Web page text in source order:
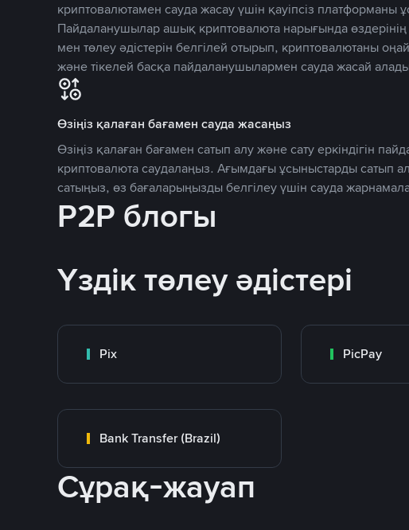
криптовалютамен сауда жасау үшін қауіпсіз платформаны
Пайдаланушылар ашық криптовалюта нарығында өздерінің
мен төлеу әдістерін белгілей отырып, криптовалютаны
және тікелей басқа пайдаланушылармен сауда жасай
Өзіңіз қалаған бағамен сауда жасаңыз
Өзіңіз қалаған бағамен сатып алу және сату еркіндігін
криптовалюта саудалаңыз. Ағымдағы ұсыныстарды сатып
сатыңыз, өз бағаларыңызды белгілеу үшін сауда
P2P блогы
Үздік төлеу әдістері
Pix PicPay
Bank Transfer (Brazil)
Сұрақ-жауап